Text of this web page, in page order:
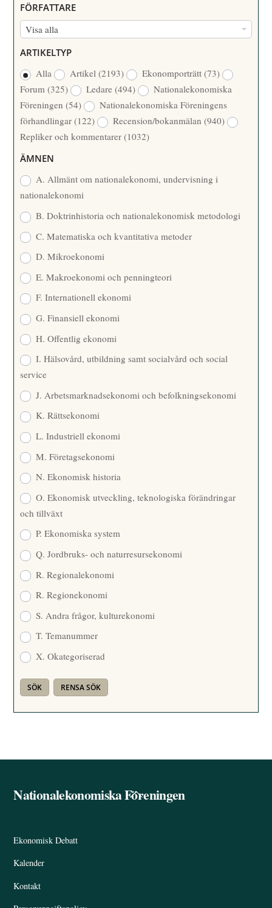
M
M
/
Å
R
FÖRFATTARE
Visa alla
R
F
A
T
T
A
R
ARTIKELTYP
Alla
Artikel(2193) Ekonomporträtt(73)
Forum(325) Ledare(494)
Nationalekonomiska
Föreningen(54)
Nationalekonomiska Föreningens
förhandlingar(122) Recension/bokanmälan(940)
Repliker och kommentarer(1032)
ÄMNEN
A. Allmänt om nationalekonomi, undervisning i
nationalekonomi
B. Doktrinhistoria och nationalekonomisk metodologi
C. Matematiska och kvantitativa metoder
D. Mikroekonomi
E. Makroekonomi och penningteori
F. Internationell ekonomi
G. Finansiell ekonomi
H. Offentlig ekonomi
I. Hälsovård, utbildning samt socialvård och social
service
J. Arbetsmarknadsekonomi och befolkningsekonomi
K. Rättsekonomi
L. Industriell ekonomi
M. Företagsekonomi
N. Ekonomisk historia
O. Ekonomisk utveckling, teknologiska förändringar
och tillväxt
P. Ekonomiska system
Q. Jordbruks- och naturresursekonomi
R. Regionalekonomi
R. Regionekonomi
S. Andra frågor, kulturekonomi
T. Temanummer
X. Okategoriserad
Back
Nationalekonomiska Föreningen
Ekonomisk Debatt
Kalender
Kontakt